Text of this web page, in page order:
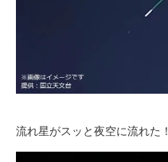
流れ星がスッと夜空に流れた！